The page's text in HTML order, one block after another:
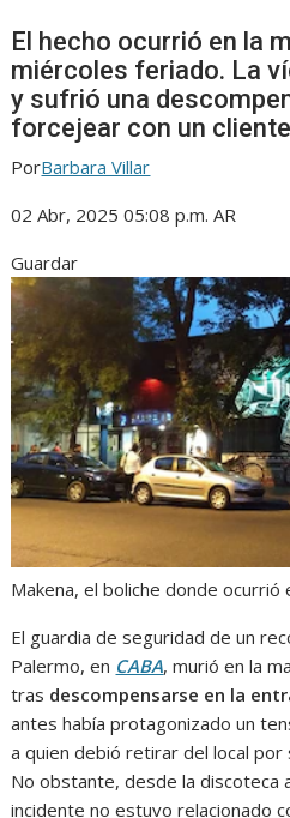
El hecho ocurrió en la
miércoles feriado. La
y sufrió una
forcejear con un
PorBarbara Villar
02 Abr, 2025 05:08 p.m. AR
Guardar
Makena, el boliche donde ocurrió
El guardia de seguridad de un
Palermo, en CABA, murió en la
tras descompensarse en la
antes había protagonizado un
a quien debió retirar del local por
No obstante, desde la discoteca
incidente no estuvo relacionado